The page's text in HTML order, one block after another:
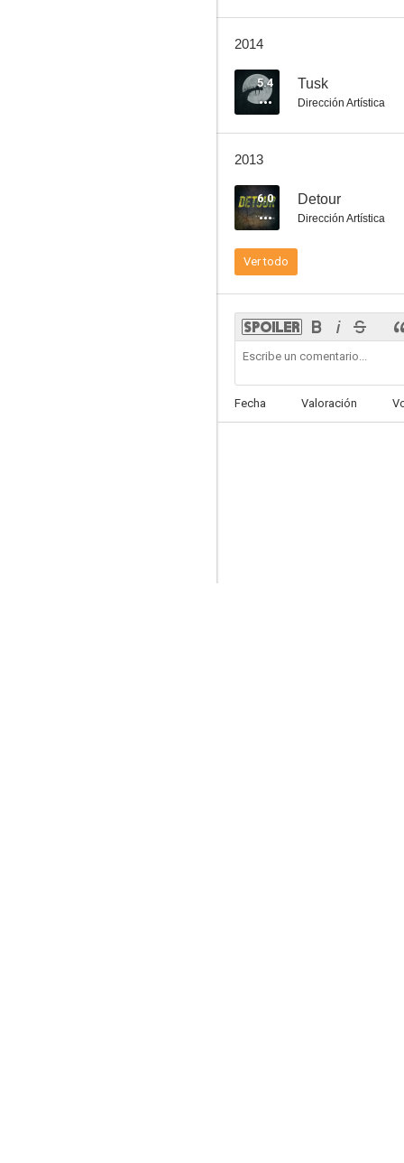
2014
5.4 Tusk
Dirección Artística
2013
6.0 Detour
Dirección Artística
Ver todo
Fecha Valoración